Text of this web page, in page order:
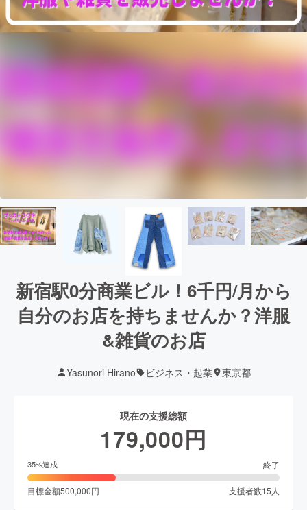
新宿駅0分商業ビル！6千円/月から
自分のお店を持ちませんか？洋服
&雑貨のお店
Yasunori Hirano ビジネス・起業 東京都
現在の支援総額
179,000円
35%達成 終了
目標金額500,000円 支援者数15 人